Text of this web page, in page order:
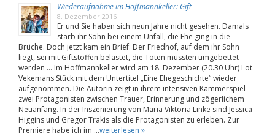
Wiederaufnahme im Hoffmannkeller: Gift
8. Dezember 2016
Er und Sie haben sich neun Jahre nicht gesehen. Damals
starb ihr Sohn bei einem Unfall, die Ehe ging in die
Brüche. Doch jetzt kam ein Brief: Der Friedhof, auf dem ihr Sohn
liegt, sei mit Giftstoffen belastet, die Toten müssten umgebettet
werden … Im Hoffmannkeller wird am 18. Dezember (20.30 Uhr) Lot
Vekemans Stück mit dem Untertitel „Eine Ehegeschichte“ wieder
aufgenommen. Die Autorin zeigt in ihrem intensiven Kammerspiel
zwei Protagonisten zwischen Trauer, Erinnerung und zögerlichem
Neuanfang. In der Inszenierung von Maria Viktoria Linke sind Jessica
Higgins und Gregor Trakis als die Protagonisten zu erleben. Zur
Premiere habe ich im …weiterlesen »